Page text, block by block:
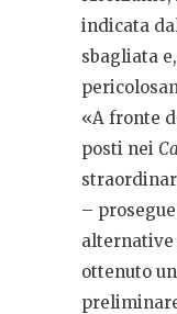
indicata
sbagliata
«A fronte
posti nei
–
alternative
ottenuto